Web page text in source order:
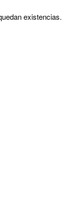
existencias.